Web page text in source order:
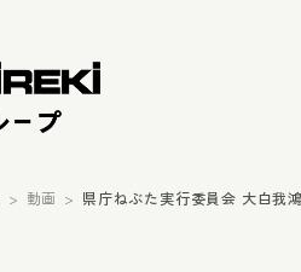
動画 県庁ねぶた実行委員会 大白我